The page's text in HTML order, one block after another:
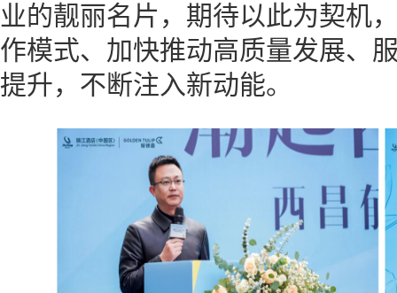
业的靓丽名片，期待以此为契机
作模式、加快推动高质量发展、
提升，不断注入新动能。